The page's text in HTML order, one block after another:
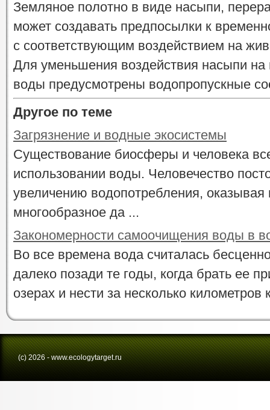
Земляное полотно в виде насыпи,
может создавать предпосылки к
с соответствующим воздействием на
Для уменьшения воздействия насыпи на
воды предусмотрены водопропускные
Другое по теме
Загрязнение и водные экосистемы
Существование биосферы и человека
использовании воды. Человечество
увеличению водопотребления,
многообразное да ...
Закономерности самоочищения воды в
Во все времена вода считалась
далеко позади те годы, когда брать ее
озерах и нести за несколько
(с) 2026 - www.ecologytarget.ru